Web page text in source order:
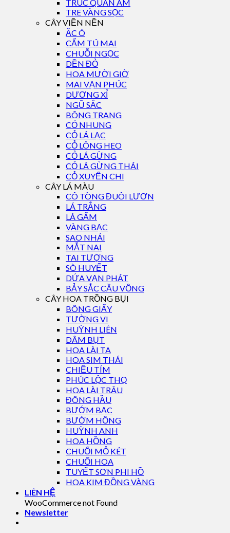
TRÚC QUAN ÂM
TRE VÀNG SỌC
CÂY VIỀN NỀN
ẮC Ó
CẨM TÚ MAI
CHUỖI NGỌC
DỀN ĐỎ
HOA MƯỜI GIỜ
MAI VẠN PHÚC
DƯƠNG XỈ
NGŨ SẮC
BÔNG TRANG
CỎ NHUNG
CỎ LÁ LẠC
CỎ LÔNG HEO
CỎ LÁ GỪNG
CỎ LÁ GỪNG THÁI
CỎ XUYẾN CHI
CÂY LÁ MÀU
CÔ TÒNG ĐUÔI LƯƠN
LÁ TRẮNG
LÁ GẤM
VÀNG BẠC
SAO NHÁI
MẮT NAI
TAI TƯỢNG
SÒ HUYẾT
DỨA VẠN PHÁT
BẢY SẮC CẦU VỒNG
CÂY HOA TRỒNG BỤI
BÔNG GIẤY
TƯỜNG VI
HUỲNH LIÊN
DÂM BỤT
HOA LÀI TA
HOA SIM THÁI
CHIỀU TÍM
PHÚC LỘC THỌ
HOA LÀI TRÂU
ĐÔNG HẦU
BƯỚM BẠC
BƯỚM HỒNG
HUỲNH ANH
HOA HỒNG
CHUỐI MỎ KÉT
CHUỐI HOA
TUYẾT SƠN PHI HỒ
HOA KIM ĐỒNG VÀNG
LIÊN HỆ
WooCommerce not Found
Newsletter